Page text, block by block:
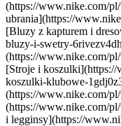
(https://www.nike.com/
ubrania](https://
[Bluzy z kapturem i
bluzy-i-swetry-
(https://www.nike.com/
[Stroje i
koszulki-klubowe-
(https://www.nike.com/
(https://www.nike.com/
i legginsy](https://